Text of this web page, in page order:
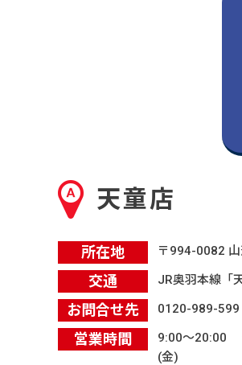
天童店
所在地 〒994-0082
交通 JR奥羽本線「
お問合せ先 0120-989-599
営業時間
9:00〜20:00
(金)